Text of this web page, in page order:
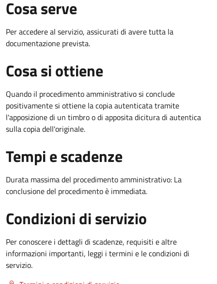
Cosa serve
Per accedere al servizio, assicurati di avere tutta la
documentazione prevista.
Cosa si ottiene
Quando il procedimento amministrativo si conclude
positivamente si ottiene la copia autenticata tramite
l'apposizione di un timbro o di apposita dicitura di autentica
sulla copia dell'originale.
Tempi e scadenze
Durata massima del procedimento amministrativo: La
conclusione del procedimento è immediata.
Condizioni di servizio
Per conoscere i dettagli di scadenze, requisiti e altre
informazioni importanti, leggi i termini e le condizioni di
servizio.